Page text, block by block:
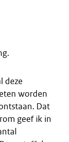
deze
worden
Dat
geef ik in